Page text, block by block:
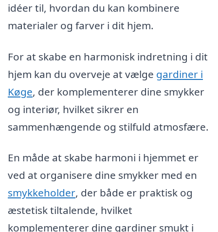
idéer til, hvordan du kan kombinere
materialer og farver i dit hjem.
For at skabe en harmonisk indretning i dit
hjem kan du overveje at vælge gardiner i
Køge, der komplementerer dine smykker
og interiør, hvilket sikrer en
sammenhængende og stilfuld atmosfære.
En måde at skabe harmoni i hjemmet er
ved at organisere dine smykker med en
smykkeholder, der både er praktisk og
æstetisk tiltalende, hvilket
komplementerer dine gardiner smukt i